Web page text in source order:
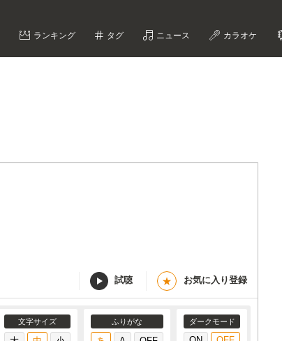
ランキング タグ ニュース カラオケ
試聴 ★ お気に入り登録
文字サイズ ふりがな ダークモード